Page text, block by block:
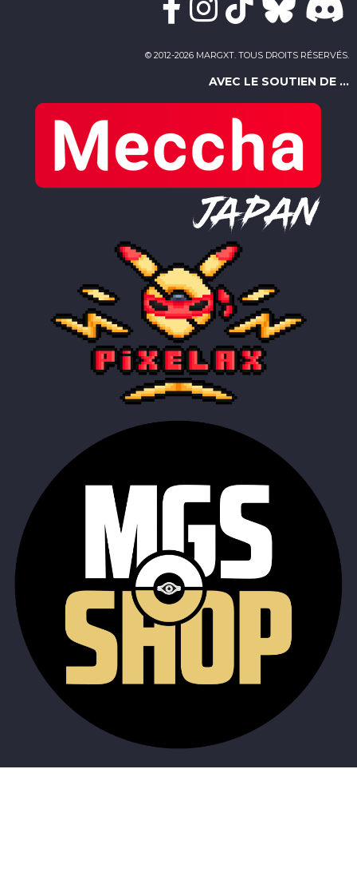
© 2012-2026 MARGXT. TOUS DROITS RÉSERVÉS.
AVEC LE SOUTIEN DE ...